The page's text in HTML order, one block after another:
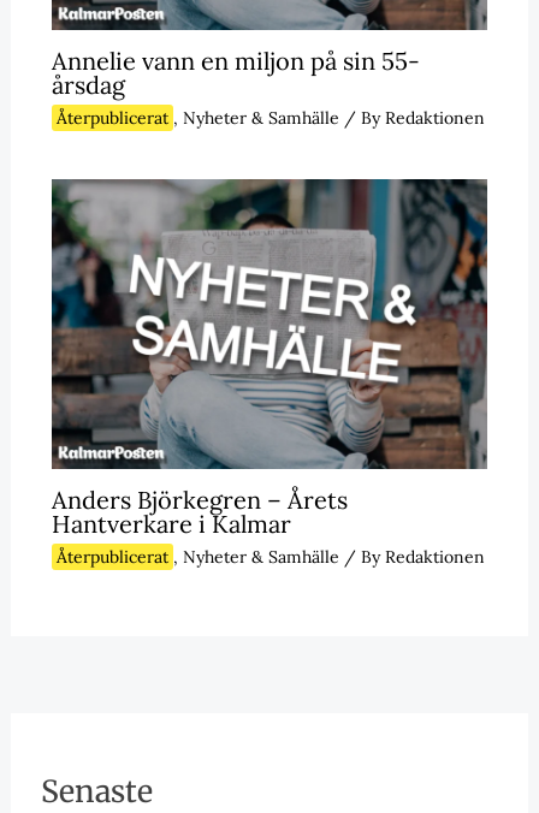
Annelie vann en miljon på sin 55-
årsdag
Återpublicerat , Nyheter & Samhälle / ByRedaktionen
Anders Björkegren – Årets
Hantverkare i Kalmar
Återpublicerat , Nyheter & Samhälle / ByRedaktionen
Senaste